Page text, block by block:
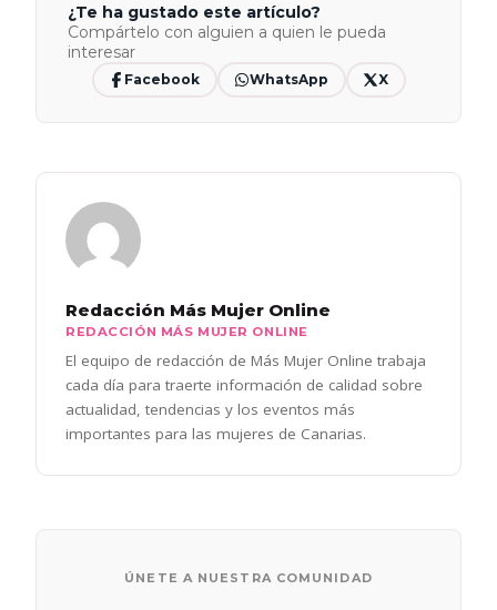
¿Te ha gustado este artículo?
Compártelo con alguien a quien le pueda
interesar
Facebook WhatsApp X
Redacción Más Mujer Online
REDACCIÓN MÁS MUJER ONLINE
El equipo de redacción de Más Mujer Online trabaja
cada día para traerte información de calidad sobre
actualidad, tendencias y los eventos más
importantes para las mujeres de Canarias.
ÚNETE A NUESTRA COMUNIDAD